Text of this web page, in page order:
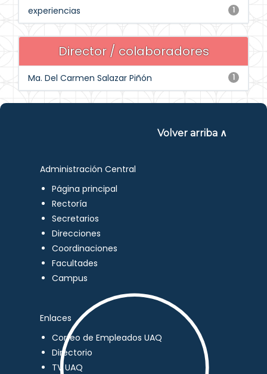
1
experiencias
Director / colaboradores
1
Ma. Del Carmen Salazar Piñón
Volver arriba ∧
Administración Central
Página principal
Rectoría
Secretarios
Direcciones
Coordinaciones
Facultades
Campus
Enlaces
Correo de Empleados UAQ
Directorio
TV UAQ